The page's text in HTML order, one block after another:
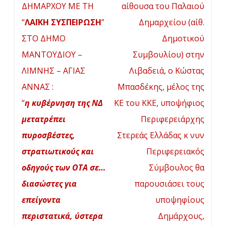
ΔΗΜΑΡΧΟΥ ΜΕ ΤΗ
“ΛΑΪΚΗ ΣΥΣΠΕΙΡΩΣΗ”
ΣΤΟ ΔΗΜΟ
ΜΑΝΤΟΥΔΙΟΥ –
ΛΙΜΝΗΣ – ΑΓΙΑΣ
ΑΝΝΑΣ :
“η κυβέρνηση της ΝΔ
μετατρέπει
πυροσβέστες,
στρατιωτικούς και
οδηγούς των ΟΤΑ σε…
διασώστες για
επείγοντα
περιστατικά, ύστερα
αίθουσα του Παλαιού
Δημαρχείου (αίθ.
Δημοτικού
Συμβουλίου) στην
Λιβαδειά, ο Κώστας
Μπασδέκης, μέλος της
ΚΕ του ΚΚΕ, υποψήφιος
Περιφερειάρχης
Στερεάς Ελλάδας κ νυν
Περιφερειακός
Σύμβουλος θα
παρουσιάσει τους
υποψηφίους
Δημάρχους,